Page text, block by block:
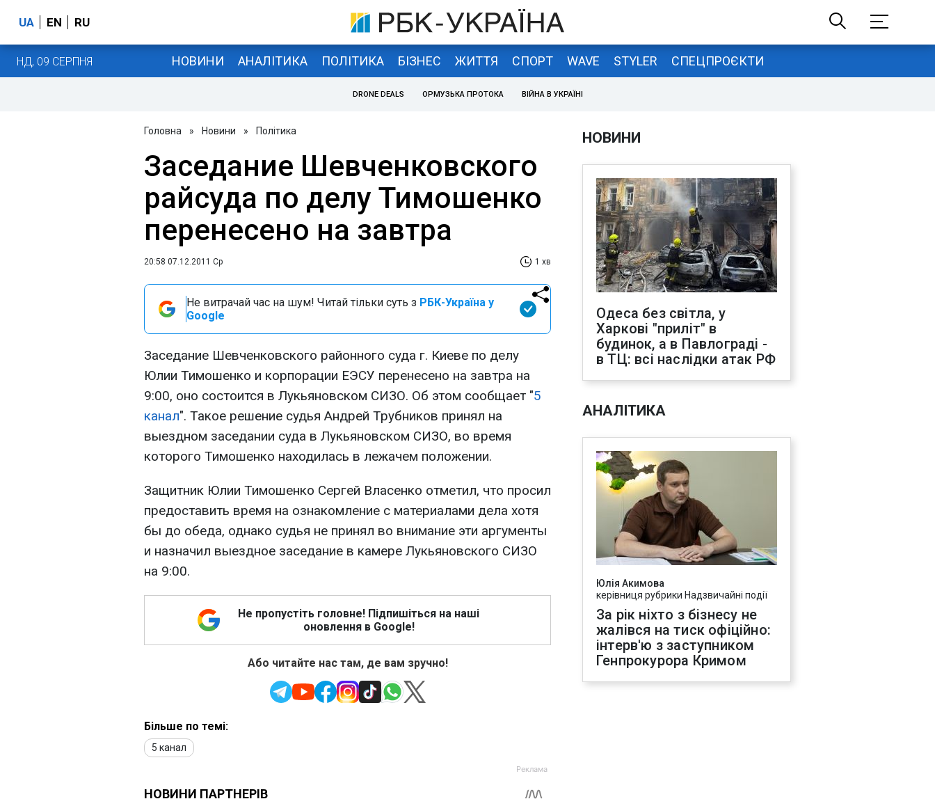
UA EN RU
НД, 09 СЕРПНЯ НОВИНИ АНАЛІТИКА ПОЛІТИКА БІЗНЕС ЖИТТЯ СПОРТ WAVE STYLER СПЕЦПРОЄКТИ
DRONE DEALS ОРМУЗЬКА ПРОТОКА ВІЙНА В УКРАЇНІ
Головна » Новини » Політика
Заседание Шевченковского
райсуда по делу Тимошенко
перенесено на завтра
20:58 07.12.2011 Ср 1 хв
Не витрачай час на шум! Читай тільки суть з РБК-Україна у
Google
Заседание Шевченковского районного суда г. Киеве по делу
Юлии Тимошенко и корпорации ЕЭСУ перенесено на завтра на
9:00, оно состоится в Лукьяновском СИЗО. Об этом сообщает "5
канал". Такое решение судья Андрей Трубников принял на
выездном заседании суда в Лукьяновском СИЗО, во время
которого Тимошенко находилась в лежачем положении.
Защитник Юлии Тимошенко Сергей Власенко отметил, что просил
предоставить время на ознакомление с материалами дела хотя
бы до обеда, однако судья не принял во внимание эти аргументы
и назначил выездное заседание в камере Лукьяновского СИЗО
на 9:00.
Не пропустіть головне! Підпишіться на наші
оновлення в Google!
Або читайте нас там, де вам зручно!
Більше по темі:
5 канал
НОВИНИ
Одеса без світла, у
Харкові "приліт" в
будинок, а в Павлограді -
в ТЦ: всі наслідки атак РФ
АНАЛІТИКА
Юлія Акимова
керівниця рубрики Надзвичайні події
За рік ніхто з бізнесу не
жалівся на тиск офіційно:
інтерв'ю з заступником
Генпрокурора Кримом